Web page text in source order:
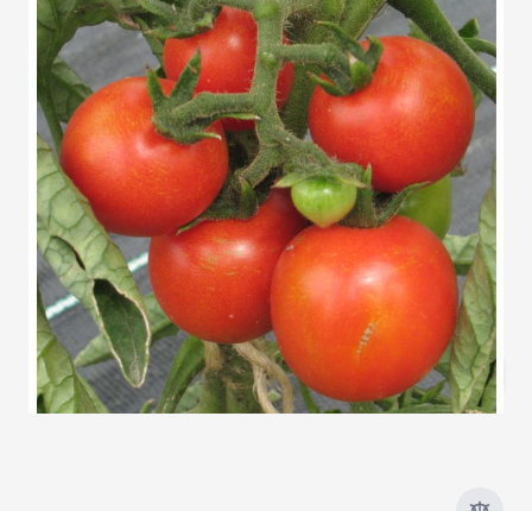
Gesunde, wüchsige, rote Obsttomate; Durchmesser
3-4cm. Pflanze kann sehr lang werden.
Freilandgeeignet.
Auf Lager
SKU 1070
3,20 €
Menge